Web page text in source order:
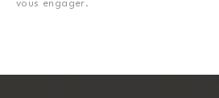
vous engager.